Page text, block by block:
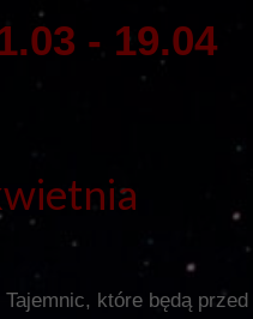
- 19.04
które będą